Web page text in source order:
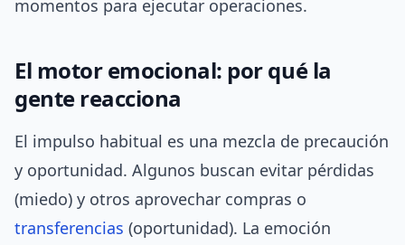
momentos para ejecutar operaciones.
El motor emocional: por qué la
gente reacciona
El impulso habitual es una mezcla de precaución
y oportunidad. Algunos buscan evitar pérdidas
(miedo) y otros aprovechar compras o
transferencias (oportunidad). La emoción